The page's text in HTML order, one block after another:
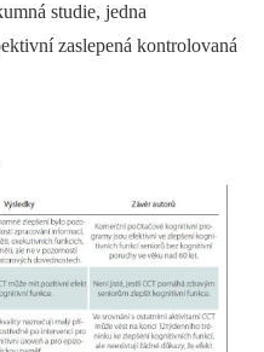
studie, jedna
zaslepená kontrolovaná